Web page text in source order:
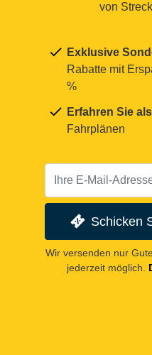
von
Exklusive
Rabatte mit
%
Erfahren Sie
Fahrplänen
Schicken
Wir versenden nur
jederzeit möglich.